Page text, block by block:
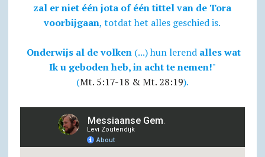
zal er niet één jota of één tittel van de Tora
voorbijgaan, totdat het alles geschied is.
Onderwijs al de volken(...) hun lerend alles wat
Ik u geboden heb, in acht te nemen!"
(Mt. 5:17-18 & Mt. 28:19).